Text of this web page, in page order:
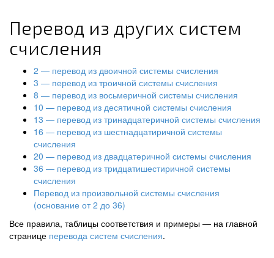
Перевод из других систем
счисления
2 — перевод из двоичной системы счисления
3 — перевод из троичной системы счисления
8 — перевод из восьмеричной системы счисления
10 — перевод из десятичной системы счисления
13 — перевод из тринадцатеричной системы счисления
16 — перевод из шестнадцатиричной системы
счисления
20 — перевод из двадцатеричной системы счисления
36 — перевод из тридцатишестиричной системы
счисления
Перевод из произвольной системы счисления
(основание от 2 до 36)
Все правила, таблицы соответствия и примеры — на главной
странице перевода систем счисления.